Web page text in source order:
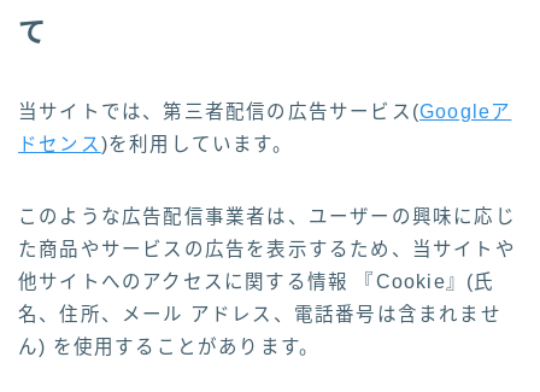
て
当サイトでは、第三者配信の広告サービス(Googleア
ドセンス )を利用しています。
このような広告配信事業者は、ユーザーの興味に応じ
た商品やサービスの広告を表示するため、当サイトや
他サイトへのアクセスに関する情報 『Cookie』(氏
名、住所、メール アドレス、電話番号は含まれませ
ん) を使用することがあります。